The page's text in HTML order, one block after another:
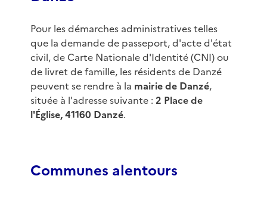
Pour les démarches administratives telles
que la demande de passeport, d'acte d'état
civil, de Carte Nationale d'Identité (CNI) ou
de livret de famille, les résidents de Danzé
peuvent se rendre à la mairie de Danzé,
située à l'adresse suivante : 2 Place de
l'Église, 41160 Danzé.
Communes alentours